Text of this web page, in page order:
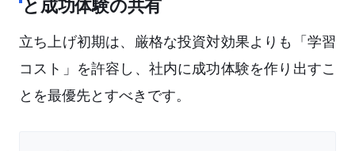
と成功体験の共有
立ち上げ初期は、厳格な投資対効果よりも「学習
コスト」を許容し、社内に成功体験を作り出すこ
とを最優先とすべきです。